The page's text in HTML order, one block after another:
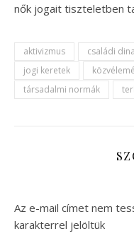
nők jogait tiszteletben
aktivizmus családi
jogi keretek
társadalmi normák
Az e-mail címet nem
karakterrel jelöltük